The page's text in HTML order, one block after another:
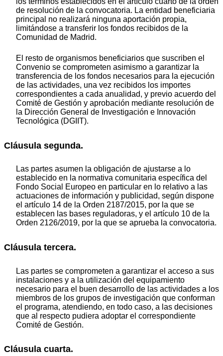
de resolución de la convocatoria. La entidad beneficiaria
principal no realizará ninguna aportación propia,
limitándose a transferir los fondos recibidos de la
Comunidad de Madrid.
El resto de organismos beneficiarios que suscriben el
Convenio se comprometen asimismo a garantizar la
transferencia de los fondos necesarios para la ejecución
de las actividades, una vez recibidos los importes
correspondientes a cada anualidad, y previo acuerdo del
Comité de Gestión y aprobación mediante resolución de
la Dirección General de Investigación e Innovación
Tecnológica (DGIIT).
Cláusula segunda.
Las partes asumen la obligación de ajustarse a lo
establecido en la normativa comunitaria específica del
Fondo Social Europeo en particular en lo relativo a las
actuaciones de información y publicidad, según dispone
el artículo 14 de la Orden 2187/2015, por la que se
establecen las bases reguladoras, y el artículo 10 de la
Orden 2126/2019, por la que se aprueba la convocatoria.
Cláusula tercera.
Las partes se comprometen a garantizar el acceso a sus
instalaciones y a la utilización del equipamiento
necesario para el buen desarrollo de las actividades a los
miembros de los grupos de investigación que conforman
el programa, atendiendo, en todo caso, a las decisiones
que al respecto pudiera adoptar el correspondiente
Comité de Gestión.
Cláusula cuarta.